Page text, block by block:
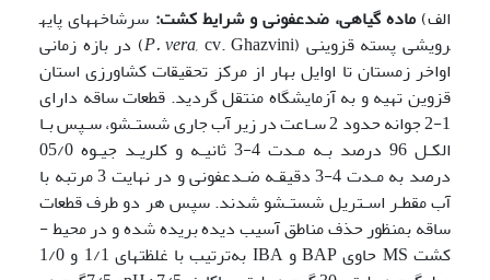
الف)ماده گیاهی، ضدعفونی و شرایط کشت: سرشاخه­های پایه
رویشی پسته قزوینی (
P. vera,cv. Ghazvini) در بازه زمانی
اواخر زمستان تا اوایل بهار از مرکز تحقیقات کشاورزی استان
قزوین تهیه و به آزمایشگاه منتقل گردید. قطعات ساقه دارای
1-2 جوانه حدود 2 سـاعت در زیر آب جاری شستـشو، سـپس بـا
الکـل 96 درصد بـه مـدت 4-3 ثانیـه و کلریـد جیـوه 05/0
درصد به مـدت 4-3 دقیقـه ضـدعفونی و در نهایت 3 مرتبه با
آب مقطـر اسـتریل شستـشو شدند. سپس هر دو طرف قطعات
ساقه بمنظور حذف مناطق آسیب دیده بریده شده و در محیط ­
کشت MS حاوی BAP و IBA به‌ترتیب با غلظت­های 1/1 و 1/0